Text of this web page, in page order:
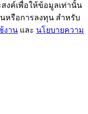
สงค์เพื่อให้ข้อมูลเท่านั้น
หรือการลงทุน สำหรับ
งาน และ นโยบายความ